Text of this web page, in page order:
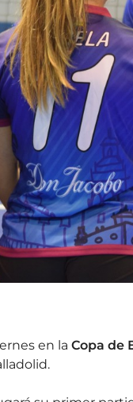
en la Copa de